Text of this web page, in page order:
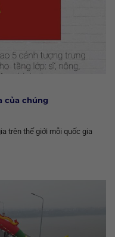
của chúng
trên thế giới mỗi quốc gia